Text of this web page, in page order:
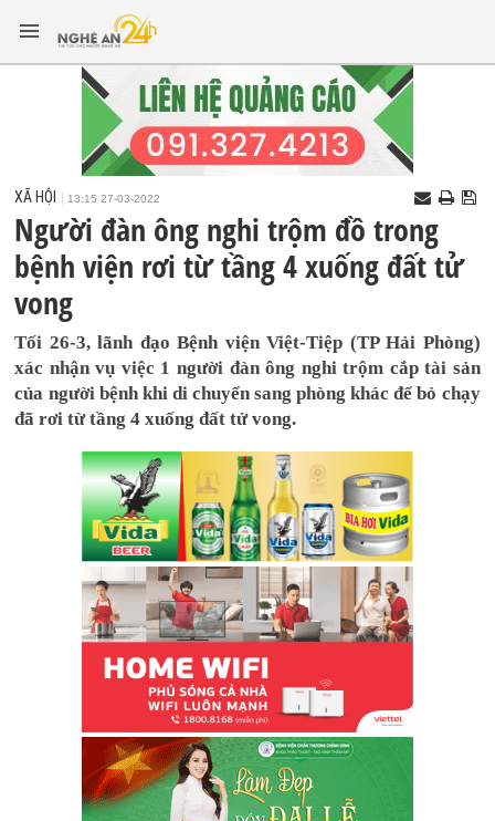
XÃ HỘI 13:15 27-03-2022
Người đàn ông nghi trộm đồ trong
bệnh viện rơi từ tầng 4 xuống đất tử
vong
Tối 26-3, lãnh đạo Bệnh viện Việt-Tiệp (TP Hải Phòng)
xác nhận vụ việc 1 người đàn ông nghi trộm cắp tài sản
của người bệnh khi di chuyển sang phòng khác để bỏ chạy
đã rơi từ tầng 4 xuống đất tử vong.